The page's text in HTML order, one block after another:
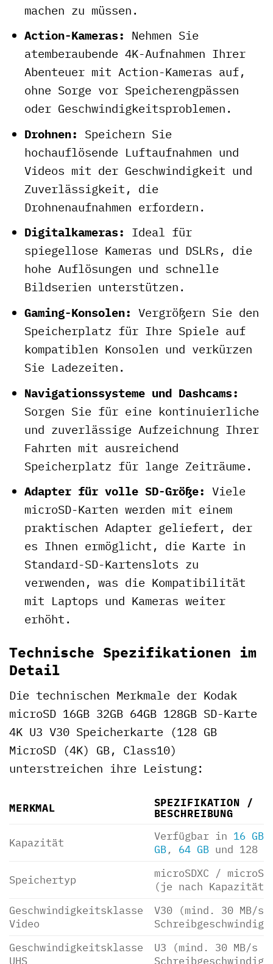
machen zu müssen.
Action-Kameras: Nehmen Sie
atemberaubende 4K-Aufnahmen Ihrer
Abenteuer mit Action-Kameras auf,
ohne Sorge vor Speicherengpässen
oder Geschwindigkeitsproblemen.
Drohnen: Speichern Sie
hochauflösende Luftaufnahmen und
Videos mit der Geschwindigkeit und
Zuverlässigkeit, die
Drohnenaufnahmen erfordern.
Digitalkameras: Ideal für
spiegellose Kameras und DSLRs, die
hohe Auflösungen und schnelle
Bildserien unterstützen.
Gaming-Konsolen: Vergrößern Sie den
Speicherplatz für Ihre Spiele auf
kompatiblen Konsolen und verkürzen
Sie Ladezeiten.
Navigationssysteme und Dashcams:
Sorgen Sie für eine kontinuierliche
und zuverlässige Aufzeichnung Ihrer
Fahrten mit ausreichend
Speicherplatz für lange Zeiträume.
Adapter für volle SD-Größe: Viele
microSD-Karten werden mit einem
praktischen Adapter geliefert, der
es Ihnen ermöglicht, die Karte in
Standard-SD-Kartenslots zu
verwenden, was die Kompatibilität
mit Laptops und Kameras weiter
erhöht.
Technische Spezifikationen im
Detail
Die technischen Merkmale der Kodak
microSD 16GB 32GB 64GB 128GB SD-Karte
4K U3 V30 Speicherkarte (128 GB
MicroSD (4K) GB, Class10)
unterstreichen ihre Leistung:
MERKMAL SPEZIFIKATION /
BESCHREIBUNG
Kapazität Verfügbar in 16 GB
GB, 64 GBund 128
Speichertyp
microSDXC /
(je nach Kapazität)
Geschwindigkeitsklasse
Video
V30 (mind. 30 MB/s
Geschwindigkeitsklasse
UHS
U3 (mind. 30 MB/s